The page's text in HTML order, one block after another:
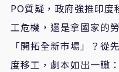
PO質疑，政府強推印
工危機，還是拿國家的
「開拓全新市場」？從
度移工，劇本如出一轍